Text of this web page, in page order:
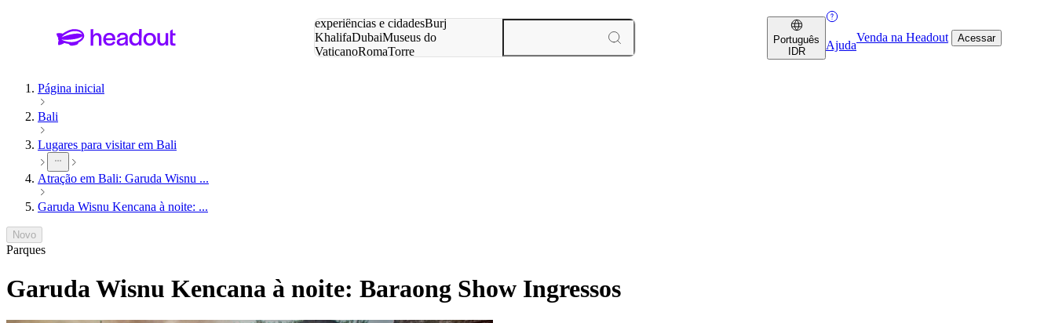
experiências e cidadesBurj
KhalifaDubaiMuseus do
VaticanoRomaTorre
Português
IDR
Ajuda
Venda na Headout Acessar
Página inicial
Bali
Lugares para visitar em Bali
Atração em Bali: Garuda Wisnu ...
Garuda Wisnu Kencana à noite: ...
Novo
Parques
Garuda Wisnu Kencana à noite: Baraong Show Ingressos